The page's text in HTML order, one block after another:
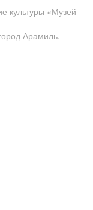
культуры «Музей
Арамиль,